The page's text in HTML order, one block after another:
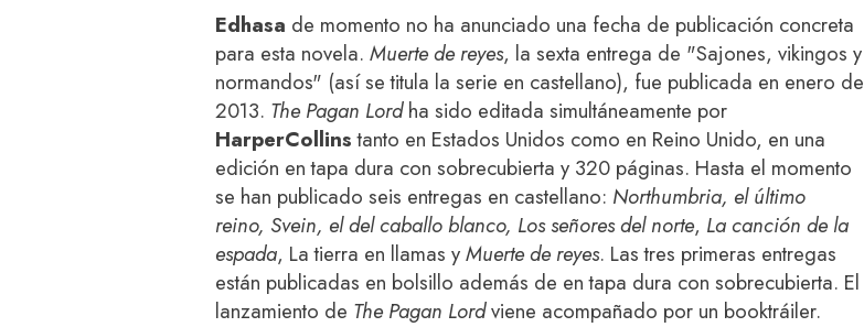
Edhasa de momento no ha anunciado una fecha de publicación concreta
para esta novela. Muerte de reyes, la sexta entrega de "Sajones, vikingos y
normandos" (así se titula la serie en castellano), fue publicada en enero de
2013. The Pagan Lordha sido editada simultáneamente por
HarperCollinstanto en Estados Unidos como en Reino Unido, en una
edición en tapa dura con sobrecubierta y 320 páginas. Hasta el momento
se han publicado seis entregas en castellano: Northumbria, el último
reino, Svein, el del caballo blanco, Los señores del norte, La canción de la
espada, La tierra en llamas yMuerte de reyes. Las tres primeras entregas
están publicadas en bolsillo además de en tapa dura con sobrecubierta. El
lanzamiento de The Pagan Lordviene acompañado por un booktráiler.